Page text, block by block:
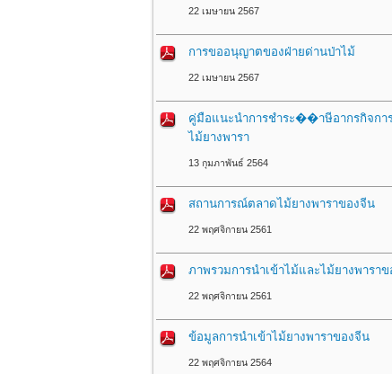
22 เมษายน 2567
การขออนุญาตของฝ่ายด่านป่าไม้
22 เมษายน 2567
คู่มือแนะนำการชำระ��าษีอากรกิจการ
ไม้ยางพารา
13 กุมภาพันธ์ 2564
สถานการณ์ตลาดไม้ยางพาราของจีน
22 พฤศจิกายน 2561
ภาพรวมการนำเข้าไม้และไม้ยางพารา
22 พฤศจิกายน 2561
ข้อมูลการนำเข้าไม้ยางพาราของจีน
22 พฤศจิกายน 2564